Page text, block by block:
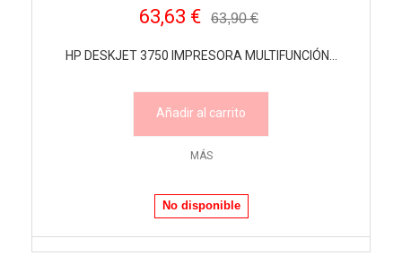
63,63 € 63,90 €
HP DESKJET 3750 IMPRESORA MULTIFUNCIÓN...
Añadir al carrito
MÁS
No disponible